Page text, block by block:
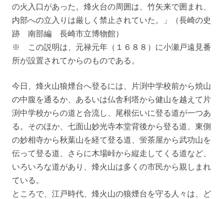
の火入口があった。烽火台の周囲は、竹矢来で囲まれ、
内部への立入りは厳しく禁止されていた。」（長崎の史
跡 南部編 長崎市立博物館）
※ この説明は、元禄元年（１６８８）に小瀬戸遠見番
所が設置されてからのものである。
今日、烽火山狼煙台へ登るには、片渕中学校前から焼山
の中腹を通るか、あるいは仏舎利塔から健山を越えて片
渕中学校からの道と合流し、尾根伝いに登る道が一つあ
る。そのほか、七面山妙光寺本堂背後から登る道、東側
の妙相寺から秋葉山を経て登る道、蛍茶屋から武功山を
伝って登る道、さらに木場峠から縦走してくる道など、
いろいろな道があり、烽火山は多くの市民から親しまれ
ている。
ところで、江戸時代、烽火山の狼煙台を守る人々は、ど